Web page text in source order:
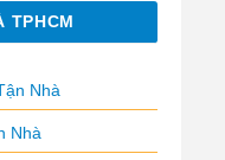
TPHCM
Nhà
Nhà